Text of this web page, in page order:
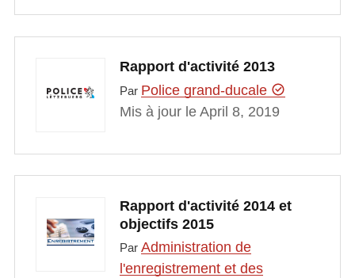
Rapport d'activité 2013
Par Police grand-ducale
Mis à jour le April 8, 2019
Rapport d'activité 2014 et
objectifs 2015
Par Administration de
l'enregistrement et des